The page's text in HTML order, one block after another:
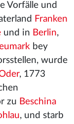
Vorfälle und
Franken
und in Berlin,
bey
wurde
, 1773
zu Beschina
, und starb